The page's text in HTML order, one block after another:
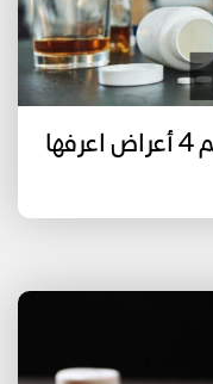
علامات إدمان الترامادول، أهم 4 أعراض اعرفها